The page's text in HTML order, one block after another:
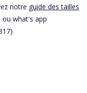
notre guide des tailles
ou what's app